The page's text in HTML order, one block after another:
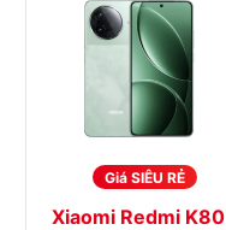
Giá SIÊU RẺ
Xiaomi Redmi K80